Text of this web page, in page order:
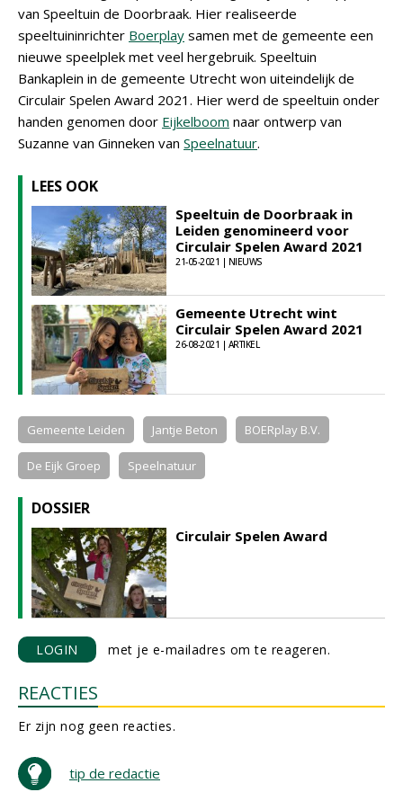
van Speeltuin de Doorbraak. Hier realiseerde
speeltuininrichter Boerplay samen met de gemeente een
nieuwe speelplek met veel hergebruik. Speeltuin
Bankaplein in de gemeente Utrecht won uiteindelijk de
Circulair Spelen Award 2021. Hier werd de speeltuin onder
handen genomen door Eijkelboom naar ontwerp van
Suzanne van Ginneken van Speelnatuur.
LEES OOK
Speeltuin de Doorbraak in
Leiden genomineerd voor
Circulair Spelen Award 2021
21-05-2021 | NIEUWS
Gemeente Utrecht wint
Circulair Spelen Award 2021
26-08-2021 | ARTIKEL
Gemeente Leiden Jantje Beton BOERplay B.V.
De Eijk Groep Speelnatuur
DOSSIER
Circulair Spelen Award
LOGIN met je e-mailadres om te reageren.
REACTIES
Er zijn nog geen reacties.
tip de redactie